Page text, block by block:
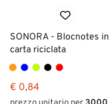
SONORA - Blocnotes in
carta riciclata
€ 0,84